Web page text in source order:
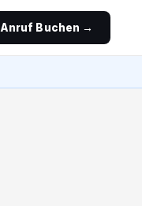
Anruf Buchen →